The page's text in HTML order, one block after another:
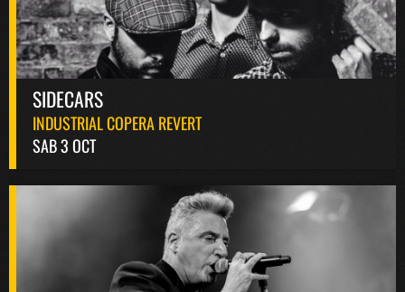
SIDECARS
INDUSTRIAL COPERA REVERT
SAB 3 OCT